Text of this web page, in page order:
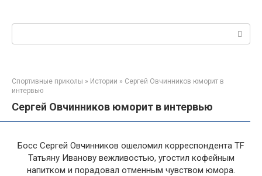
Спортивные приколы » Истории » Сергей Овчинников юморит в
интервью
Сергей Овчинников юморит в интервью
Босс Сергей Овчинников ошеломил корреспондента TF
Татьяну Иванову вежливостью, угостил кофейным
напитком и порадовал отменным чувством юмора.